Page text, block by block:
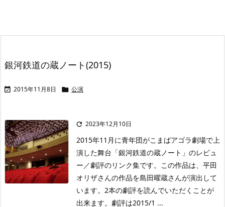
銀河鉄道の蔵ノート(2015)
 2015年11月8日  公演
 2023年12月10日
2015年11月に青年団がこまばアゴラ劇場で上
演した舞台「銀河鉄道の蔵ノート」のレビュ
ー／劇評のリンク集です。この作品は、平田
オリザさんの作品を島田曜蔵さんが演出して
います。2本の劇評を読んでいただくことが
出来ます。劇評は2015/1 ...